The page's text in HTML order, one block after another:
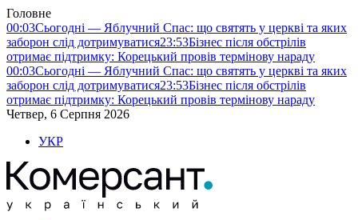
Головне
00:03Сьогодні — Яблучний Спас: що святять у церкві та яких
заборон слід дотримуватися23:53Бізнес після обстрілів
отримає підтримку: Корецький провів термінову нараду
00:03Сьогодні — Яблучний Спас: що святять у церкві та яких
заборон слід дотримуватися23:53Бізнес після обстрілів
отримає підтримку: Корецький провів термінову нараду
Четвер, 6 Серпня 2026
УКР